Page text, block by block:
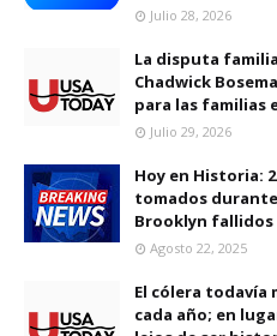
Julio 28, 2026
La disputa
Chadwick
para las familias
Julio 29, 2026
Hoy en Historia:
tomados
Brooklyn fallidos
Agosto 22, 2025
El cólera todavía
cada año; en